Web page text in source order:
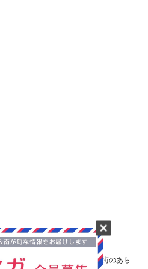
豊かにする情報サイトです。街のあら